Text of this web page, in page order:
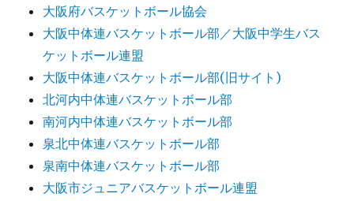
大阪府バスケットボール協会
大阪中体連バスケットボール部／大阪中学生バス
ケットボール連盟
大阪中体連バスケットボール部(旧サイト)
北河内中体連バスケットボール部
南河内中体連バスケットボール部
泉北中体連バスケットボール部
泉南中体連バスケットボール部
大阪市ジュニアバスケットボール連盟